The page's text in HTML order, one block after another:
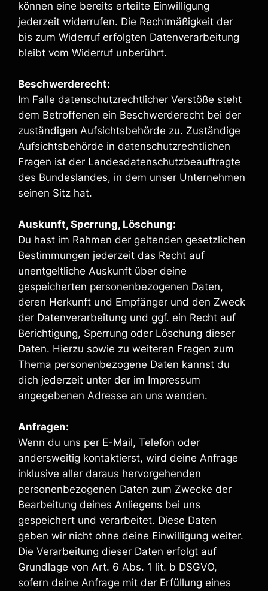
können eine bereits erteilte Einwilligung
jederzeit widerrufen. Die Rechtmäßigkeit der
bis zum Widerruf erfolgten Datenverarbeitung
bleibt vom Widerruf unberührt.
Beschwerderecht:
Im Falle datenschutzrechtlicher Verstöße steht
dem Betroffenen ein Beschwerderecht bei der
zuständigen Aufsichtsbehörde zu. Zuständige
Aufsichtsbehörde in datenschutzrechtlichen
Fragen ist der Landesdatenschutzbeauftragte
des Bundeslandes, in dem unser Unternehmen
seinen Sitz hat.
Auskunft, Sperrung, Löschung:
Du hast im Rahmen der geltenden gesetzlichen
Bestimmungen jederzeit das Recht auf
unentgeltliche Auskunft über deine
gespeicherten personenbezogenen Daten,
deren Herkunft und Empfänger und den Zweck
der Datenverarbeitung und ggf. ein Recht auf
Berichtigung, Sperrung oder Löschung dieser
Daten. Hierzu sowie zu weiteren Fragen zum
Thema personenbezogene Daten kannst du
dich jederzeit unter der im Impressum
angegebenen Adresse an uns wenden.
Anfragen:
Wenn du uns per E-Mail, Telefon oder
andersweitig kontaktierst, wird deine Anfrage
inklusive aller daraus hervorgehenden
personenbezogenen Daten zum Zwecke der
Bearbeitung deines Anliegens bei uns
gespeichert und verarbeitet. Diese Daten
geben wir nicht ohne deine Einwilligung weiter.
Die Verarbeitung dieser Daten erfolgt auf
Grundlage von Art. 6 Abs. 1 lit. b DSGVO,
sofern deine Anfrage mit der Erfüllung eines